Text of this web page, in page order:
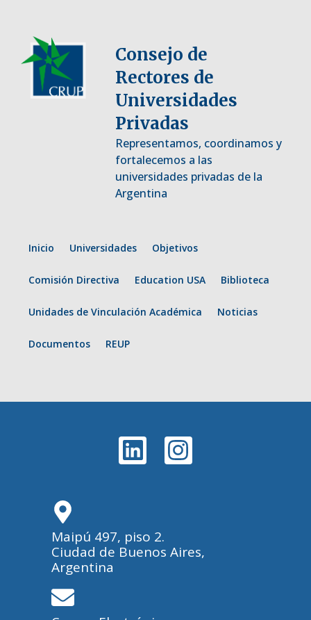
Consejo de
Rectores de
Universidades
Privadas
Representamos, coordinamos y
fortalecemos a las
universidades privadas de la
Argentina
Inicio Universidades Objetivos
Comisión Directiva Education USA Biblioteca
Unidades de Vinculación Académica Noticias
Documentos REUP
Maipú 497, piso 2.
Ciudad de Buenos Aires,
Argentina